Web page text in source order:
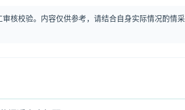
核校验。内容仅供参考，请结合自身实际情况酌情采